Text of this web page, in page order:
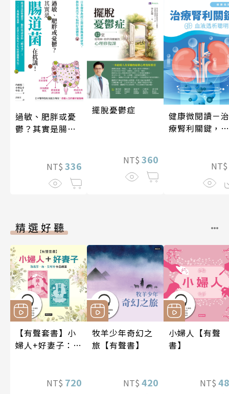
過敏、肥胖或憂
鬱？其實是腸道
NT$ 336
擺脫憂鬱症
NT$ 360
健康微閱讀－治
療腎利關鍵，血
NT$
精選好聽
【有聲套書】小
婦人+好妻子：路
NT$ 720
牧羊少年奇幻之
旅【有聲書】
NT$ 420
小婦人【有聲
書】
NT$